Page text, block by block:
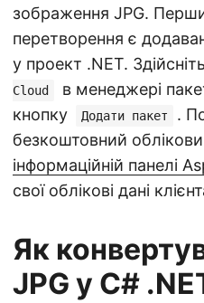
зображення JPG.
перетворення є
у проект .NET.
Cloud
в менеджері
кнопку
Додати пакет
.
безкоштовний
інформаційній панелі
свої облікові дані
Як
JPG у C#